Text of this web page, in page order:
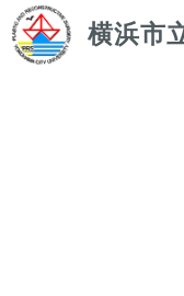
横浜市